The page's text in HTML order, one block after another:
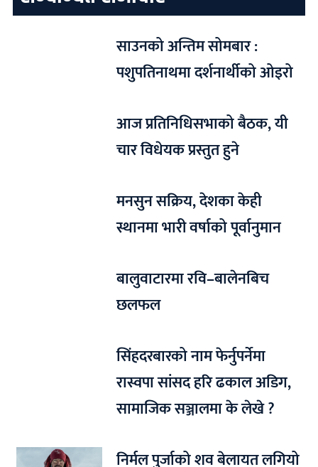
साउनको अन्तिम सोमबार :
पशुपतिनाथमा दर्शनार्थीको ओइरो
आज प्रतिनिधिसभाको बैठक, यी
चार विधेयक प्रस्तुत हुने
मनसुन सक्रिय, देशका केही
स्थानमा भारी वर्षाको पूर्वानुमान
बालुवाटारमा रवि–बालेनबिच
छलफल
सिंहदरबारको नाम फेर्नुपर्नेमा
रास्वपा सांसद हरि ढकाल अडिग,
सामाजिक सञ्जालमा के लेखे ?
निर्मल पुर्जाको शव बेलायत लगियो